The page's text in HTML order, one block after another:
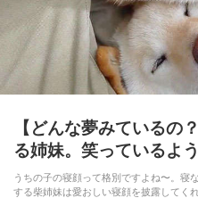
【どんな夢みているの
る姉妹。笑っているよ
うちの子の寝顔って格別ですよね〜。寝
する柴姉妹は愛おしい寝顔を披露してく